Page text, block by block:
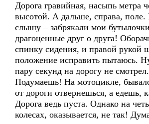
Дорога гравийная, насыпь метра
высотой. А дальше, справа, поле.
слышу – забрякали мои бутылочки
драгоценные друг о друга!
спинку сидения, и правой рукой
положение исправить пытаюсь.
пару секунд на дорогу не смотрел.
Подумаешь! На мотоцикле,
от дороги отвернешься, а едешь,
Дорога ведь пуста. Однако на
колесах, оказывается, не так!